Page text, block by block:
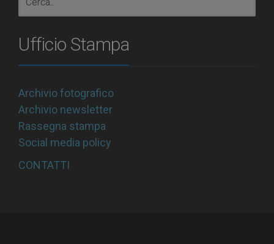
Ufficio Stampa
Archivio fotografico
Archivio newsletter
Rassegna stampa
Social media policy
CONTATTI